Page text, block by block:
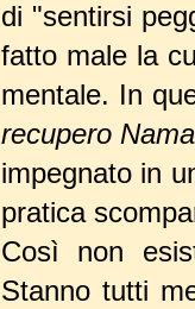
di "sentirsi
fatto male la
mentale. In
recupero
impegnato in
pratica
Così non
Stanno tutti